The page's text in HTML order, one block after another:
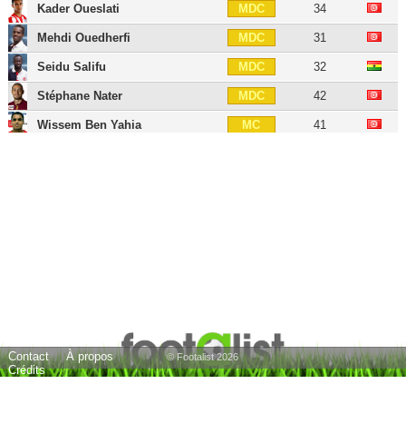
Kader Oueslati MDC 34
Mehdi Ouedherfi MDC 31
Seidu Salifu MDC 32
Stéphane Nater MDC 42
Wissem Ben Yahia MC 41
Ruud Krol E
77
Contact
À propos
Crédits
© Footalist 2026